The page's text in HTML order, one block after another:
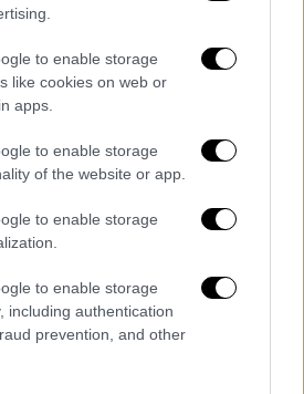
to enable storage
like cookies on web or
apps.
to enable storage
of the website or app.
to enable storage
to enable storage
including authentication
prevention, and other
20:30